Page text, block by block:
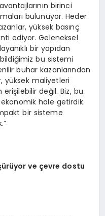
birinci
bulunuyor. Heder
yüksek basınç
ediyor. Geleneksel
bir yapıdan
bu sistemi
buhar kazanlarından
yüksek maliyetleri
değil. Biz, bu
hale getirdik.
bir sisteme
ve çevre dostu